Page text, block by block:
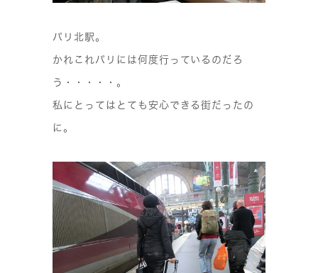
パリ北駅。
かれこれパリには何度行っているのだろ
う・・・・・。
私にとってはとても安心できる街だったの
に。